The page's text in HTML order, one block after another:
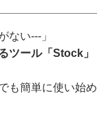
ない---」
ツール「Stock」
も簡単に使い始め